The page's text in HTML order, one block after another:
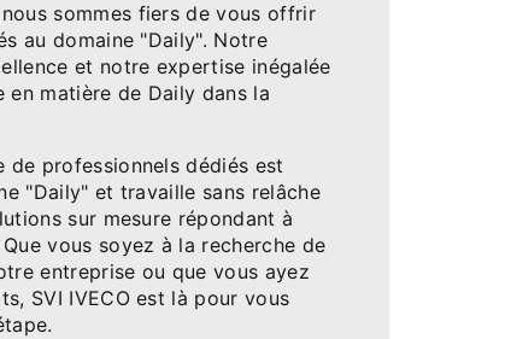
nous sommes fiers de vous offrir
au domaine "Daily". Notre
et notre expertise inégalée
matière de Daily dans la
de professionnels dédiés est
"Daily" et travaille sans relâche
sur mesure répondant à
vous soyez à la recherche de
entreprise ou que vous ayez
SVI IVECO est là pour vous